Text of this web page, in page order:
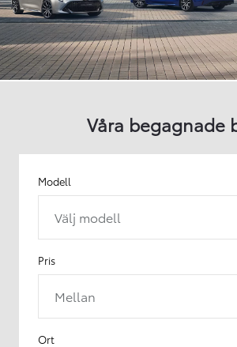
Våra begagnade
Modell
Välj modell
Pris
Mellan
Ort